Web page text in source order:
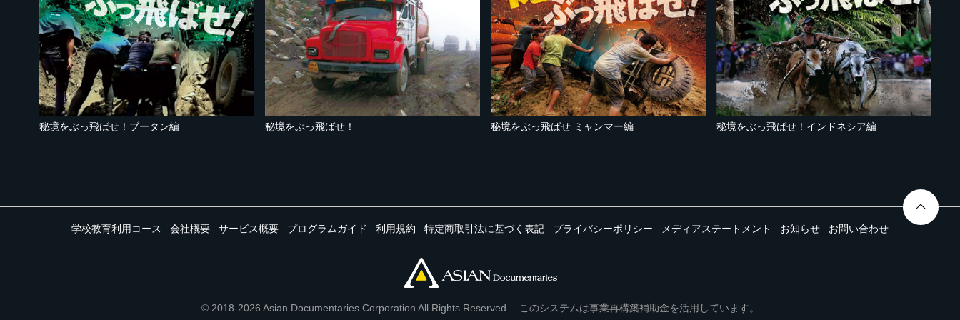
秘境をぶっ飛ばせ！ブータン編 秘境をぶっ飛ばせ！ 秘境をぶっ飛ばせ ミャンマー編 秘境をぶっ飛ばせ！インドネシア編
学校教育利用コース 会社概要 サービス概要 プログラムガイド 利用規約 特定商取引法に基づく表記 プライバシーポリシー メディアステートメント お知らせ お問い合わせ
© 2018-2026 Asian Documentaries Corporation All Rights Reserved. このシステムは事業再構築補助金を活用しています。